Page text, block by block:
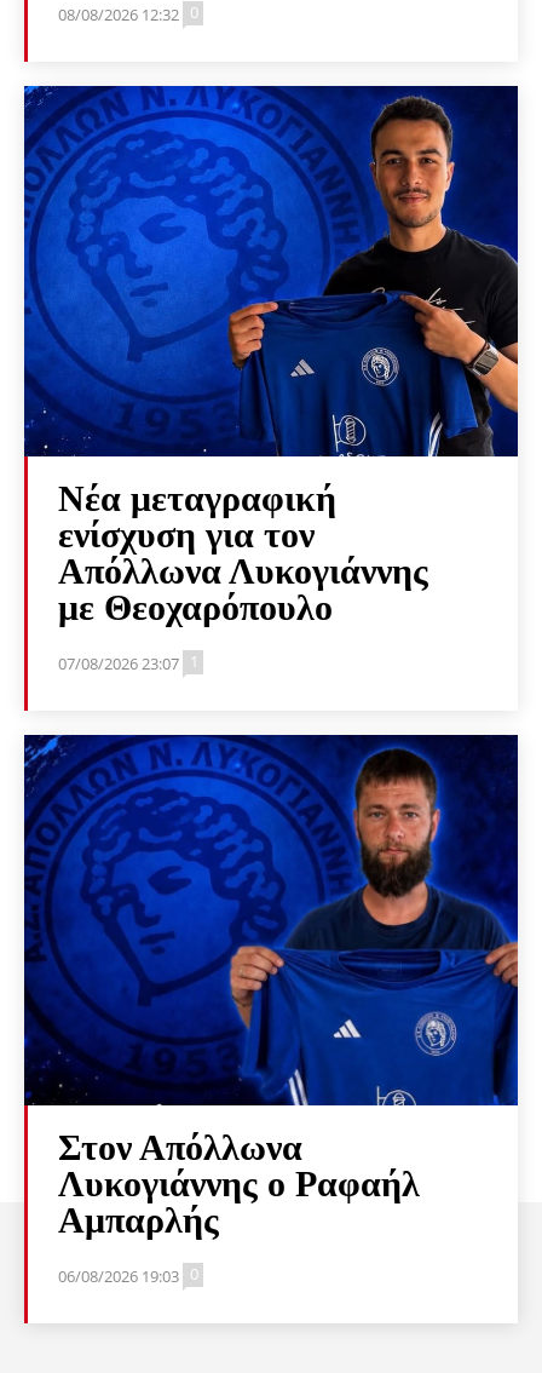
08/08/2026 12:32 0
Νέα μεταγραφική
ενίσχυση για τον
Απόλλωνα Λυκογιάννης
με Θεοχαρόπουλο
07/08/2026 23:07 1
Στον Απόλλωνα
Λυκογιάννης ο Ραφαήλ
Αμπαρλής
06/08/2026 19:03 0